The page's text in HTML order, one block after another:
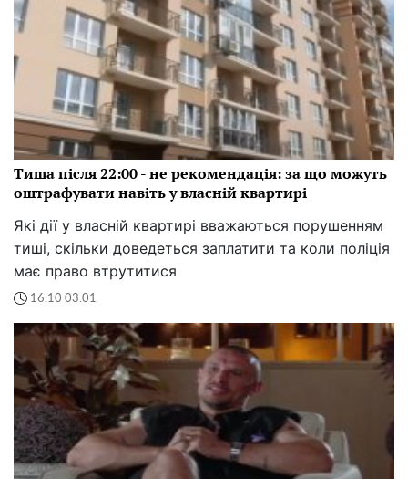
Тиша після 22:00 - не рекомендація: за що можуть
оштрафувати навіть у власній квартирі
Які дії у власній квартирі вважаються порушенням
тиші, скільки доведеться заплатити та коли поліція
має право втрутитися
16:10 03.01